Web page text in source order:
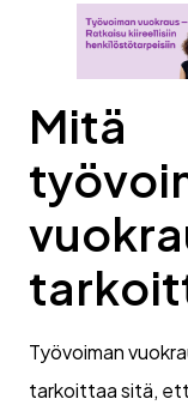
Mitä
Työvoiman
tarkoittaa sitä,